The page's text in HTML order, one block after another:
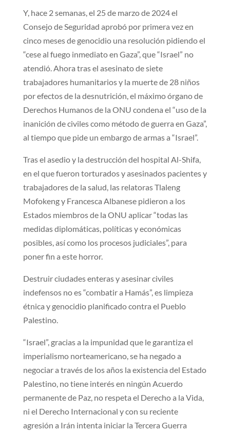
Y, hace 2 semanas, el 25 de marzo de 2024 el
Consejo de Seguridad aprobó por primera vez en
cinco meses de genocidio una resolución pidiendo el
“cese al fuego inmediato en Gaza”, que “Israel” no
atendió. Ahora tras el asesinato de siete
trabajadores humanitarios y la muerte de 28 niños
por efectos de la desnutrición, el máximo órgano de
Derechos Humanos de la ONU condena el “uso de la
inanición de civiles como método de guerra en Gaza”,
al tiempo que pide un embargo de armas a “Israel”.
Tras el asedio y la destrucción del hospital Al-Shifa,
en el que fueron torturados y asesinados pacientes y
trabajadores de la salud, las relatoras Tlaleng
Mofokeng y Francesca Albanese pidieron a los
Estados miembros de la ONU aplicar “todas las
medidas diplomáticas, políticas y económicas
posibles, así como los procesos judiciales”, para
poner fin a este horror.
Destruir ciudades enteras y asesinar civiles
indefensos no es “combatir a Hamás”, es limpieza
étnica y genocidio planificado contra el Pueblo
Palestino.
“Israel”, gracias a la impunidad que le garantiza el
imperialismo norteamericano, se ha negado a
negociar a través de los años la existencia del Estado
Palestino, no tiene interés en ningún Acuerdo
permanente de Paz, no respeta el Derecho a la Vida,
ni el Derecho Internacional y con su reciente
agresión a Irán intenta iniciar la Tercera Guerra